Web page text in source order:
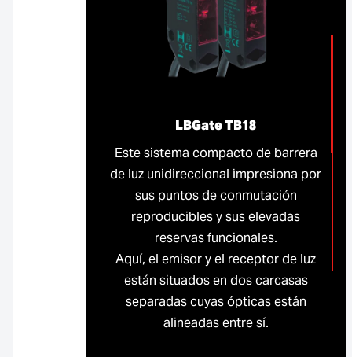
LBGate TB18
Este sistema compacto de barrera
de luz unidireccional impresiona por
sus puntos de conmutación
reproducibles y sus elevadas
reservas funcionales.
Aquí, el emisor y el receptor de luz
están situados en dos carcasas
separadas cuyas ópticas están
alineadas entre sí.